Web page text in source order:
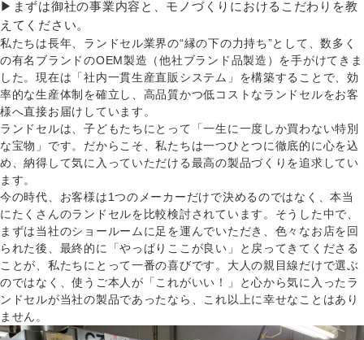
▶まずは御社の事業内容と、モノづくりにおけるこだわりを教
えてください。
私たちは長年、ランドセル業界の“縁の下の力持ち”として、数多く
の有名ブランドのOEM製造（他社ブランド品製造）を手がけてきま
した。現在は「社内一貫生産直販システム」を構築することで、効
率的な生産体制を確立し、高品質かつ低コストなランドセルをお客
様へ直接お届けしています。
ランドセルは、子どもたちにとって「一生に一度しか買わない特別
な宝物」です。だからこそ、私たちは一つひとつに徹底的に心を込
め、納得して気に入っていただける最高の製品づくりを追求してい
ます。
今の時代、お客様は1つのメーカーだけで決めるのではなく、本当
にたくさんのランドセルを比較検討されています。そうした中で、
まずは当社のショールームに足を運んでいただき、色々なお店を回
られた後、最終的に「やっぱりここが良い」と戻ってきてくださる
ことが、私たちにとって一番の喜びです。大人の親目線だけで選ぶ
のではなく、使うご本人が「これがいい！」と心から気に入ったラ
ンドセルが当社の製品であったなら、これ以上に幸せなことはあり
ません。